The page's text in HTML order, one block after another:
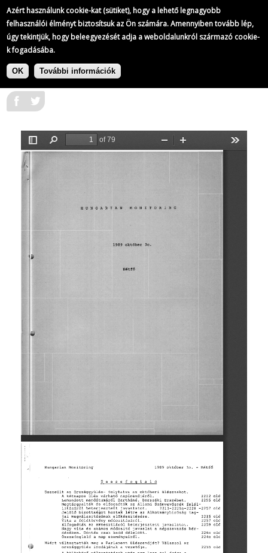
Azért használunk cookie-kat (sütiket), hogy a lehető legnagyobb
felhasználói élményt biztosítsuk az Ön számára. Amennyiben tovább lép,
úgy tekintjük, hogy beleegyezését adja a weboldalunkról származó cookie-
k fogadásába.
OK További információk
Ugrás
A Kossuth Rádió adásainak átirata
303/365
A Kossuth Rádió adásainak átirata
1989-10-30